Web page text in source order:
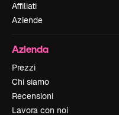
Affiliati
Aziende
Azienda
Prezzi
Chi siamo
Recensioni
Lavora con noi